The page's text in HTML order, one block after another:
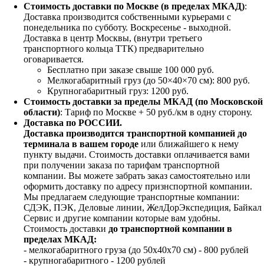
Стоимость доставки по Москве (в пределах МКАД):
Доставка производится собственными курьерами с
понедельника по субботу. Воскресенье - выходной.
Доставка в центр Москвы, (внутри третьего
транспортного кольца ТТК) предварительно
оговаривается.
Бесплатно при заказе свыше 100 000 руб.
Мелкогабаритный груз (до 50×40×70 см): 800 руб.
Крупногабаритный груз: 1200 руб.
Стоимость доставки за пределы МКАД (по Московской
области): Тариф по Москве + 50 руб./км в одну сторону.
Доставка по РОССИИ.
Доставка производится транспортной компанией до
терминала в вашем городе или ближайшего к нему
пункту выдачи. Стоимость доставки оплачивается вами
при получении заказа по тарифам транспортной
компании. Вы можете забрать заказ самостоятельно или
оформить доставку по адресу признспортной компании.
Мы предлагаем следующие транспортные компании:
СДЭК, ПЭК, Деловые линии, ЖелДорЭкспедиция, Байкал
Сервис и другие компании которые вам удобны.
Стоимость доставки до транспортной компании в
пределах МКАД:
- мелкогабаритного груза (до 50х40х70 см) - 800 рублей
- крупногабаритного - 1200 рублей